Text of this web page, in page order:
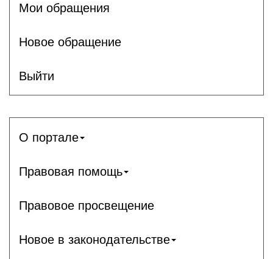
Мои обращения
Новое обращение
Выйти
О портале
Правовая помощь
Правовое просвещение
Новое в законодательстве